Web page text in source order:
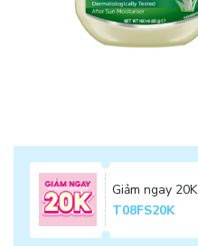
Giảm ngay 20K
T08FS20K